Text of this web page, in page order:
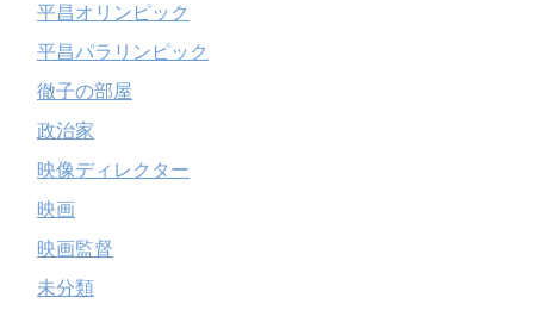
平昌オリンピック
平昌パラリンピック
徹子の部屋
政治家
映像ディレクター
映画
映画監督
未分類